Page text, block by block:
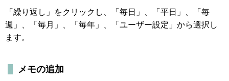
「繰り返し」をクリックし、「毎日」、「平日」、「毎
週」、「毎月」、「毎年」、「ユーザー設定」から選択し
ます。
メモの追加